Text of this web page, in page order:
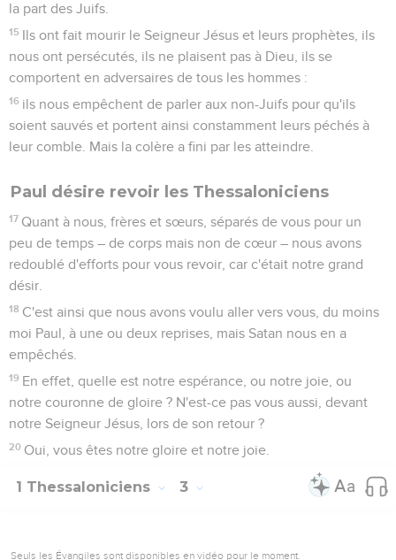
la part des Juifs.
15 Ils ont fait mourir le Seigneur Jésus et leurs prophètes, ils
nous ont persécutés, ils ne plaisent pas à Dieu, ils se
comportent en adversaires de tous les hommes :
16 ils nous empêchent de parler aux non-Juifs pour qu'ils
soient sauvés et portent ainsi constamment leurs péchés à
leur comble. Mais la colère a fini par les atteindre.
Paul désire revoir les Thessaloniciens
17 Quant à nous, frères et sœurs, séparés de vous pour un
peu de temps – de corps mais non de cœur – nous avons
redoublé d'efforts pour vous revoir, car c'était notre grand
désir.
18 C'est ainsi que nous avons voulu aller vers vous, du moins
moi Paul, à une ou deux reprises, mais Satan nous en a
empêchés.
19 En effet, quelle est notre espérance, ou notre joie, ou
notre couronne de gloire ? N'est-ce pas vous aussi, devant
notre Seigneur Jésus, lors de son retour ?
20 Oui, vous êtes notre gloire et notre joie.
1 Thessaloniciens 3
Seuls les Évangiles sont disponibles en vidéo pour le moment.